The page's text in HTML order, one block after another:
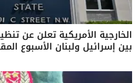
الخارجية الأمريكية تعلن عن
بين إسرائيل ولبنان الأسبوع